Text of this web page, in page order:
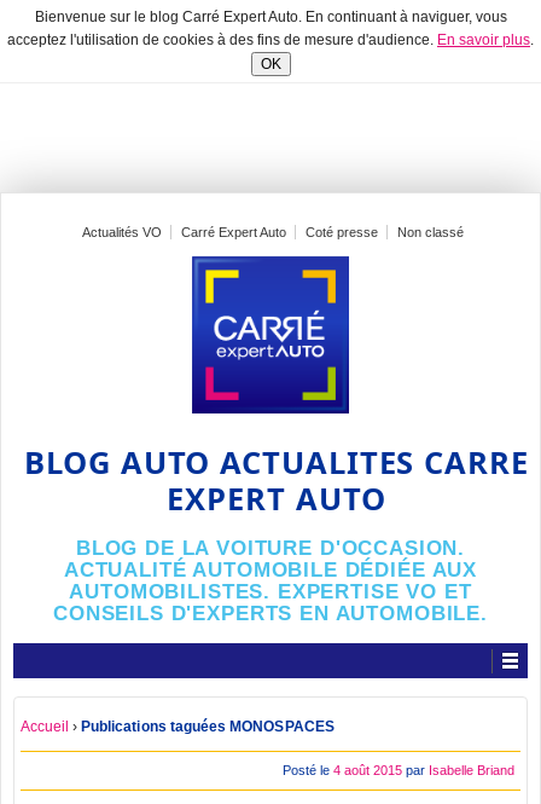
Bienvenue sur le blog Carré Expert Auto. En continuant à naviguer, vous
acceptez l'utilisation de cookies à des fins de mesure d'audience. En savoir plus.
OK
Actualités VO Carré Expert Auto Coté presse Non classé
BLOG AUTO ACTUALITES CARRE
EXPERT AUTO
BLOG DE LA VOITURE D'OCCASION.
ACTUALITÉ AUTOMOBILE DÉDIÉE AUX
AUTOMOBILISTES. EXPERTISE VO ET
CONSEILS D'EXPERTS EN AUTOMOBILE.
Accueil › Publications taguées MONOSPACES
Posté le 4 août 2015 par Isabelle Briand